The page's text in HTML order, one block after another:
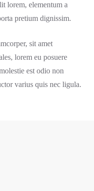
lorem, elementum a
pretium dignissim.
sit amet
lorem eu posuere
est odio non
varius quis nec ligula.